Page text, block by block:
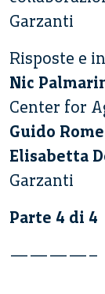
Garzanti
Risposte e
Nic
Center for
Guido
Elisabetta
Garzanti
Parte 4 di 4
————–